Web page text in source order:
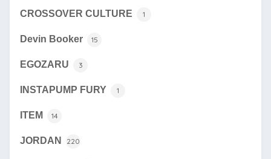
CROSSOVER CULTURE 1
Devin Booker 15
EGOZARU 3
INSTAPUMP FURY 1
ITEM 14
JORDAN 220